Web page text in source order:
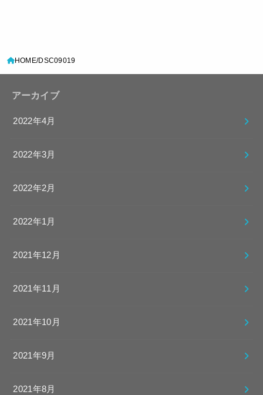
HOME DSC09019
アーカイブ
2022年4月
2022年3月
2022年2月
2022年1月
2021年12月
2021年11月
2021年10月
2021年9月
2021年8月